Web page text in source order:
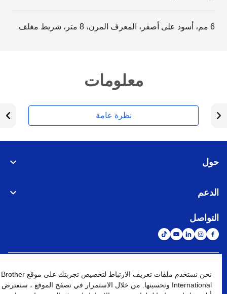
معلومات
نظرة عامة
حول
الدعم
التواصل
الشبكة العالمية
نحن نستخدم ملفات تعريف الارتباط لتخصيص تجربتك على موقع Brother
International وتحسينها. من خلال الاستمرار في تصفح الموقع ، سنفترض